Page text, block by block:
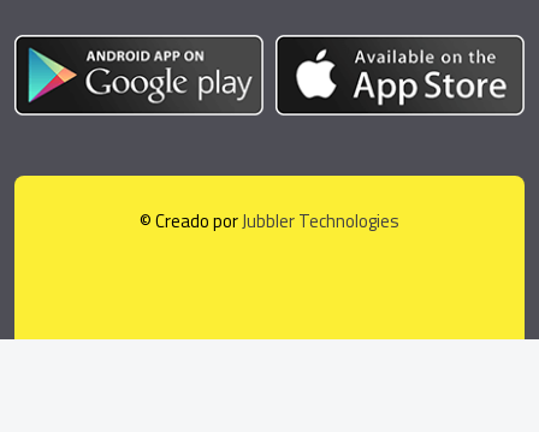
© Creado porJubbler Technologies